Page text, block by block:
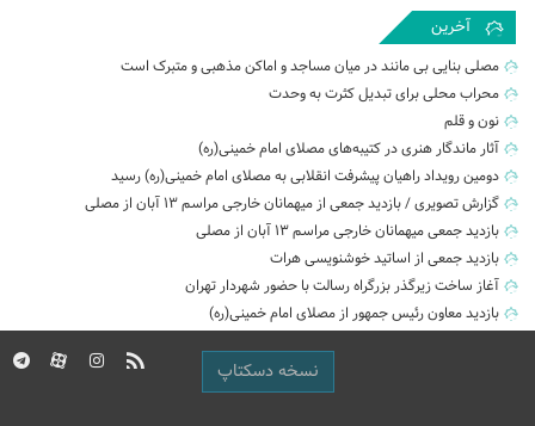
آخرین
مصلی بنایی بی مانند در میان مساجد و اماکن مذهبی و متبرک است
محراب محلی برای تبدیل کثرت به وحدت
نون و قلم
آثار ماندگار هنری در کتیبه‌های مصلای امام خمینی(ره)
دومین رویداد راهیان پیشرفت انقلابی به مصلای امام خمینی(ره) رسید
گزارش تصویری / بازدید جمعی از میهمانان خارجی مراسم ۱۳ آبان از مصلی
بازدید جمعی میهمانان خارجی مراسم ۱۳ آبان از مصلی
بازدید جمعی از اساتید خوشنویسی هرات
آغاز ساخت زیرگذر بزرگراه رسالت با حضور شهردار تهران
بازدید معاون رئیس جمهور از مصلای امام خمینی(ره)
نسخه دسکتاپ